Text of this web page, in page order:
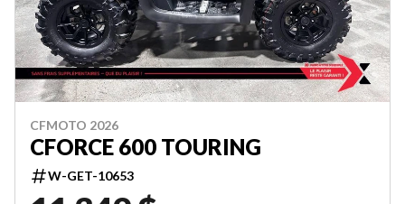
CFMOTO 2026
CFORCE 600 TOURING
W-GET-10653